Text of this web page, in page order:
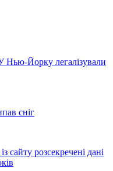
Нью-Йорку легалізували
сніг
розсекречені дані